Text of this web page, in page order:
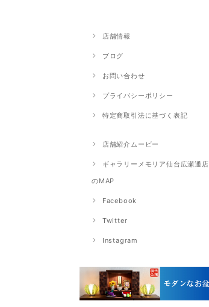
店舗情報
ブログ
お問い合わせ
プライバシーポリシー
特定商取引法に基づく表記
店舗紹介ムービー
ギャラリーメモリア仙台広瀬通店
のMAP
Facebook
Twitter
Instagram